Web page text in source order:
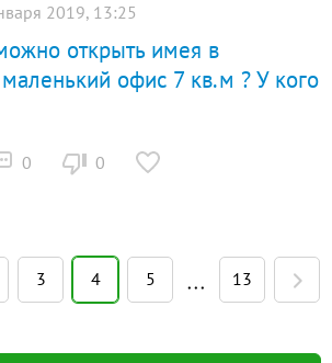
2019, 13:25
открыть имея в
офис 7 кв.м ? У кого
0 0
3 4 5 • • • 13